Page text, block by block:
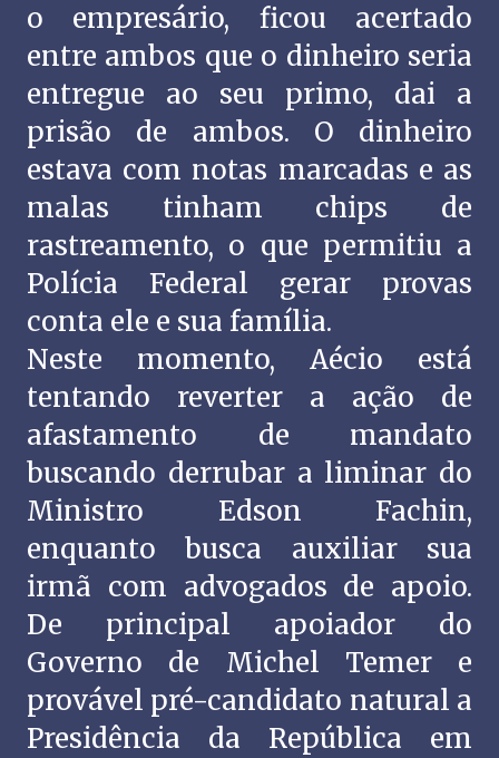
o empresário, ficou acertado
entre ambos que o dinheiro seria
entregue ao seu primo, dai a
prisão de ambos. O dinheiro
estava com notas marcadas e as
malas tinham chips de
rastreamento, o que permitiu a
Polícia Federal gerar provas
conta ele e sua família.
Neste momento, Aécio está
tentando reverter a ação de
afastamento de mandato
buscando derrubar a liminar do
Ministro Edson Fachin,
enquanto busca auxiliar sua
irmã com advogados de apoio.
De principal apoiador do
Governo de Michel Temer e
provável pré-candidato natural a
Presidência da República em